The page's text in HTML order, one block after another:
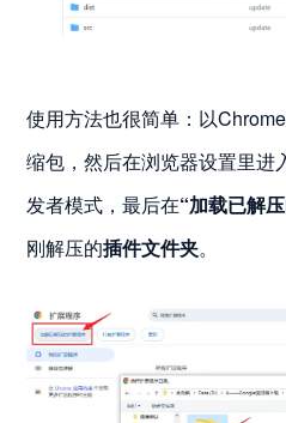
使用方法也很简单：以
缩包，然后在浏览器设置里进
发者模式，最后在“加载已解
刚解压的插件文件夹。